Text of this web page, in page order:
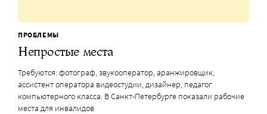
ПРОБЛЕМЫ
Непростые места
Требуются: фотограф, звукооператор, аранжировщик,
ассистент оператора видеостудии, дизайнер, педагог
компьютерного класса. В Санкт-Петербурге показали рабочие
места для инвалидов